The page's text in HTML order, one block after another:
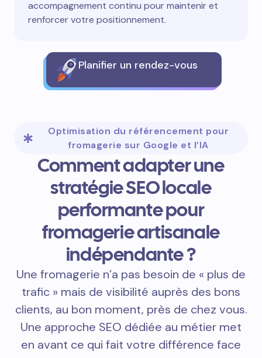
accompagnement continu pour maintenir et
renforcer votre positionnement.
Planifier un rendez-vous
Optimisation du référencement pour
fromagerie sur Google et l’IA
Comment adapter une
stratégie SEO locale
performante pour
fromagerie artisanale
indépendante ?
Une fromagerie n’a pas besoin de « plus de
trafic » mais de visibilité auprès des bons
clients, au bon moment, près de chez vous.
Une approche SEO dédiée au métier met
en avant ce qui fait votre différence face